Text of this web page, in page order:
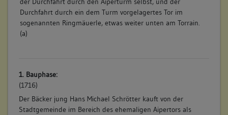
Durchfahrt durch ein dem Turm vorgelagertes Tor im
sogenannten Ringmäuerle, etwas weiter unten am Torrain.
(a)
1. Bauphase:
(1716)
Der Bäcker jung Hans Michael Schrötter kauft von der
Stadtgemeinde im Bereich des ehemaligen Aipertors als